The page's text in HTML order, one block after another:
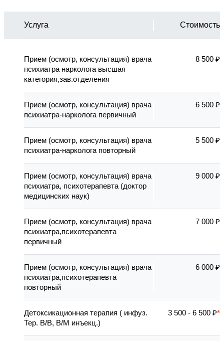
Услуга Стоимость
Прием (осмотр, консультация) врача
психиатра нарколога высшая
категория,зав.отделения
8 500 ₽
Прием (осмотр, консультация) врача
психиатра-нарколога первичный
6 500 ₽
Прием (осмотр, консультация) врача
психиатра-нарколога повторный
5 500 ₽
Прием (осмотр, консультация) врача
психиатра, психотерапевта (доктор
медицинских наук)
9 000 ₽
Прием (осмотр, консультация) врача
психиатра,психотерапевта
первичный
7 000 ₽
Прием (осмотр, консультация) врача
психиатра,психотерапевта
повторный
6 000 ₽
Детоксикационная терапия ( инфуз.
Тер. В/В, В/М инъекц.)
3 500 - 6 500 ₽